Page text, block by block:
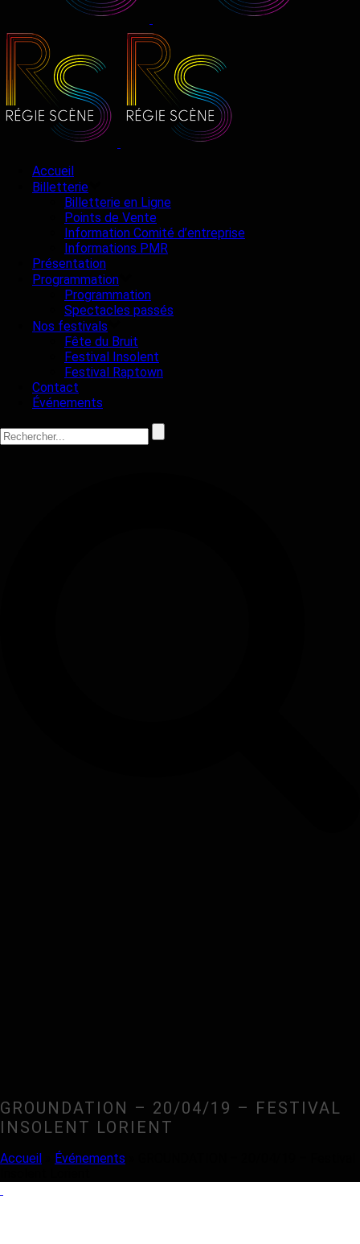
Accueil
Billetterie
Billetterie en Ligne
Points de Vente
Information Comité d’entreprise
Informations PMR
Présentation
Programmation
Programmation
Spectacles passés
Nos festivals
Fête du Bruit
Festival Insolent
Festival Raptown
Contact
Événements
GROUNDATION – 20/04/19 – FESTIVAL
INSOLENT LORIENT
Accueil Événements